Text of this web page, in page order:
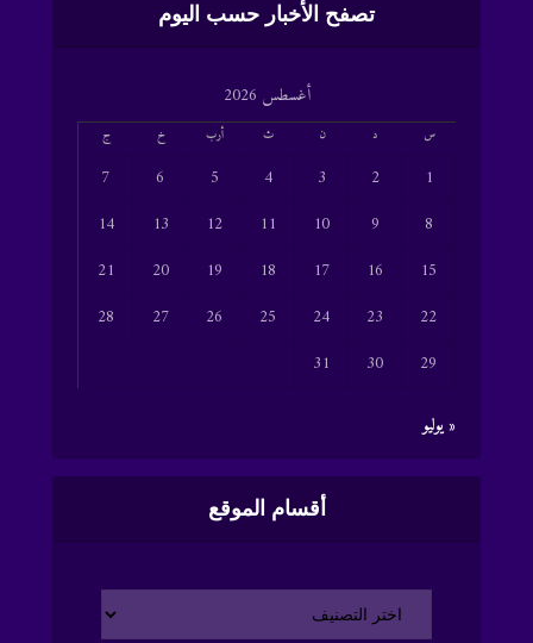
تصفح الأخبار حسب اليوم
أغسطس 2026
س د ن ث أرب خ ج
1
2
3
4
5
6
7
8
9
10
11
12
13
14
15
16
17
18
19
20
21
22
23
24
25
26
27
28
29
30
31
« يوليو
أقسام الموقع